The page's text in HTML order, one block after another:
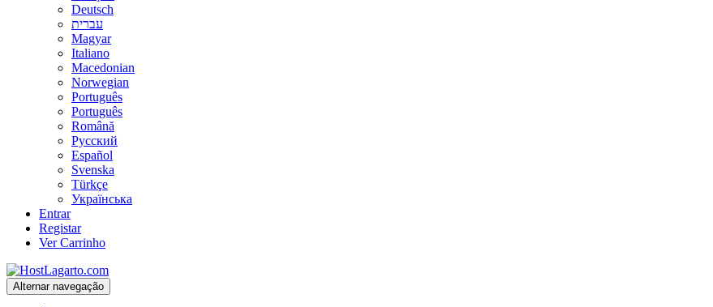
Deutsch
עברית
Magyar
Italiano
Macedonian
Norwegian
Português
Português
Română
Русский
Español
Svenska
Türkçe
Українська
Entrar
Registar
Ver Carrinho
Alternar navegação